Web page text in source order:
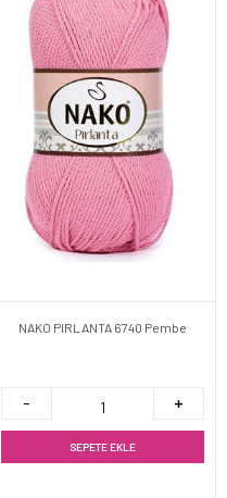
NAKO PIRLANTA 6740 Pembe
SEPETE EKLE